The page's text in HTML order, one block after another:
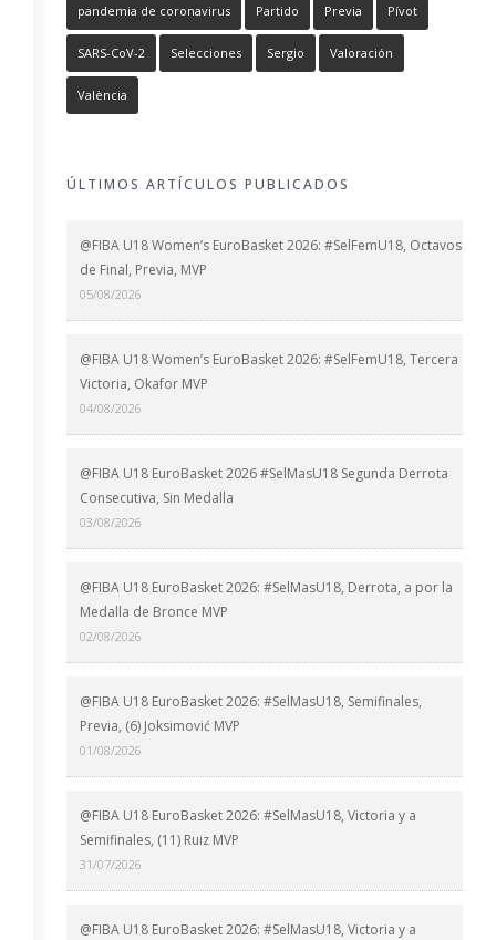
pandemia de coronavirus Partido Previa Pívot
SARS-CoV-2 Selecciones Sergio Valoración
València
ÚLTIMOS ARTÍCULOS PUBLICADOS
@FIBA U18 Women’s EuroBasket 2026: #SelFemU18, Octavos
de Final, Previa, MVP
05/08/2026
@FIBA U18 Women’s EuroBasket 2026: #SelFemU18, Tercera
Victoria, Okafor MVP
04/08/2026
@FIBA U18 EuroBasket 2026 #SelMasU18 Segunda Derrota
Consecutiva, Sin Medalla
03/08/2026
@FIBA U18 EuroBasket 2026: #SelMasU18, Derrota, a por la
Medalla de Bronce MVP
02/08/2026
@FIBA U18 EuroBasket 2026: #SelMasU18, Semifinales,
Previa, (6) Joksimović MVP
01/08/2026
@FIBA U18 EuroBasket 2026: #SelMasU18, Victoria y a
Semifinales, (11) Ruiz MVP
31/07/2026
@FIBA U18 EuroBasket 2026: #SelMasU18, Victoria y a